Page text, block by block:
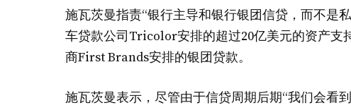
施瓦茨曼指责“银行主导和银行银团信贷，而不是
车贷款公司Tricolor安排的超过20亿美元的资产支
商First Brands安排的银团贷款。
施瓦茨曼表示，尽管由于信贷周期后期“我们会看